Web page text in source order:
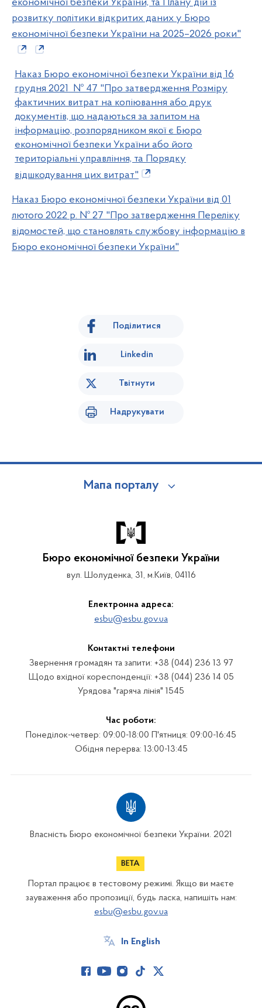
економічної безпеки України, та Плану дій із
розвитку політики відкритих даних у Бюро
економічної безпеки України на 2025–2026 роки"
Наказ Бюро економічної безпеки України від 16
грудня 2021 № 47 "Про затвердження Розміру
фактичних витрат на копіювання або друк
документів, що надаються за запитом на
інформацію, розпорядником якої є Бюро
економічної безпеки України або його
територіальні управління, та Порядку
відшкодування цих витрат"
Наказ Бюро економічної безпеки України від 01
лютого 2022 р. № 27 "Про затвердження Переліку
відомостей, що становлять службову інформацію в
Бюро економічної безпеки України"
Поділитися
Linkedin
Твітнути
Надрукувати
Мапа порталу
Бюро економічної безпеки України
вул. Шолуденка, 31, м.Київ, 04116
Електронна адреса:
esbu@esbu.gov.ua
Контактні телефони
Звернення громадян та запити: +38 (044) 236 13 97
Щодо вхідної кореспонденції: +38 (044) 236 14 05
Урядова "гаряча лінія" 1545
Час роботи:
Понеділок-четвер: 09:00-18:00 П'ятниця: 09:00-16:45
Обідня перерва: 13:00-13:45
Власність Бюро економічної безпеки України. 2021
Портал працює в тестовому режимі. Якщо ви маєте
зауваження або пропозиції, будь ласка, напишіть нам:
esbu@esbu.gov.ua
In English